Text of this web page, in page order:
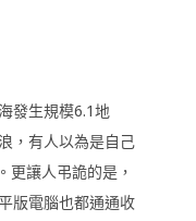
發生規模6.1地
，有人以為是自己
更讓人弔詭的是，
版電腦也都通通收